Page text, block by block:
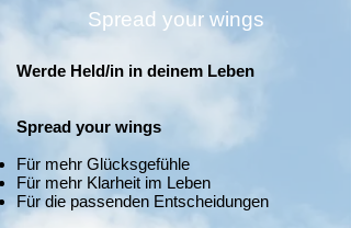
Werde Held/in in deinem Leben
Spread your wings
Für mehr Glücksgefühle
Für mehr Klarheit im Leben
Für die passenden Entscheidungen
Spread your wings